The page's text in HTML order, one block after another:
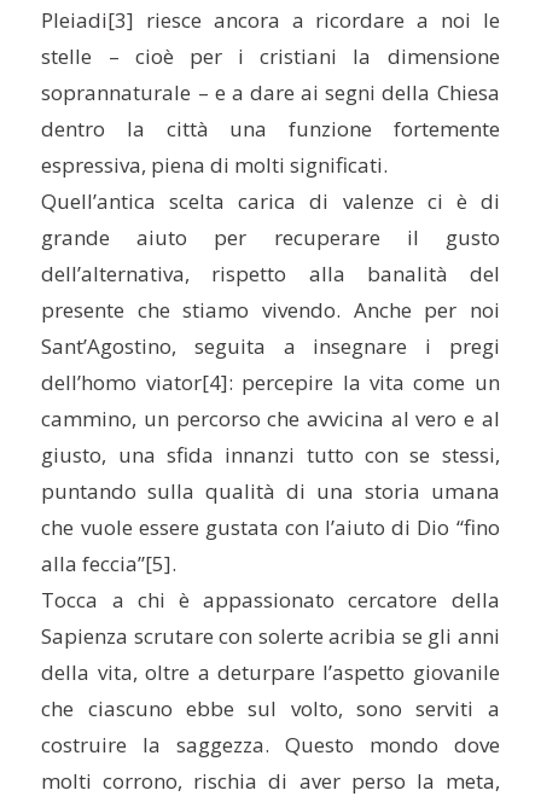
Pleiadi[3] riesce ancora a ricordare a noi le
stelle – cioè per i cristiani la dimensione
soprannaturale – e a dare ai segni della Chiesa
dentro la città una funzione fortemente
espressiva, piena di molti significati.
Quell’antica scelta carica di valenze ci è di
grande aiuto per recuperare il gusto
dell’alternativa, rispetto alla banalità del
presente che stiamo vivendo. Anche per noi
Sant’Agostino, seguita a insegnare i pregi
dell’homo viator[4]: percepire la vita come un
cammino, un percorso che avvicina al vero e al
giusto, una sfida innanzi tutto con se stessi,
puntando sulla qualità di una storia umana
che vuole essere gustata con l’aiuto di Dio “fino
alla feccia”[5].
Tocca a chi è appassionato cercatore della
Sapienza scrutare con solerte acribia se gli anni
della vita, oltre a deturpare l’aspetto giovanile
che ciascuno ebbe sul volto, sono serviti a
costruire la saggezza. Questo mondo dove
molti corrono, rischia di aver perso la meta,